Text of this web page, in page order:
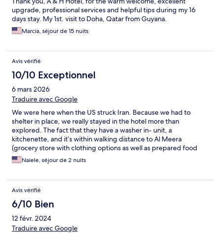
upgrade, professional services and helpful tips during my 16
days stay. My 1st. visit to Doha, Qatar from Guyana.
Marcia, séjour de 15 nuits
Avis vérifié
10/10 Exceptionnel
6 mars 2026
Traduire avec Google
We were here when the US struck Iran. Because we had to
shelter in place, we really stayed in the hotel more than
explored. The fact that they have a washer in- unit, a
kitchenette, and it’s within walking distance to Al Meera
(grocery store with clothing options as well as prepared food
options) was a cherry on top! Everything we needed was at this
hotel. Not to mention the staff was very accommodating. I
refreshing our towels and making sure we had water. Always
opening doors for us and ensuring that we didn’t even wait
outside by ourself for the taxi. I never had an issue with any of
the staff, and I would definitely recommend this place again and
again! Thank you so much for hosting us, you guys are amazing!!
Naiele, séjour de 2 nuits
Avis vérifié
6/10 Bien
12 févr. 2024
Traduire avec Google